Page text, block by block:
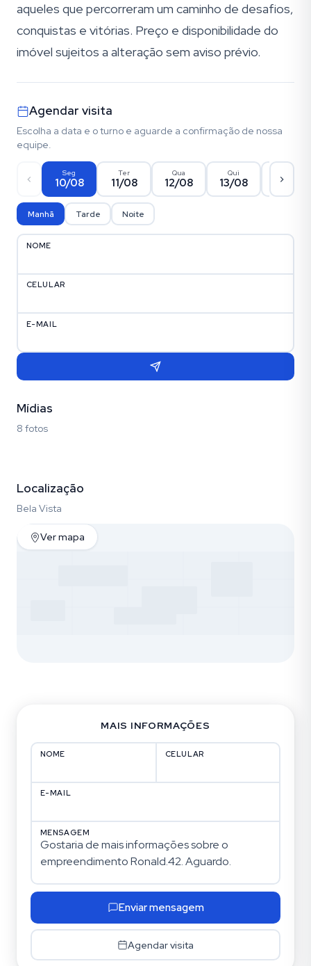
aqueles que percorreram um caminho de desafios,
conquistas e vitórias. Preço e disponibilidade do
imóvel sujeitos a alteração sem aviso prévio.
Agendar visita
Escolha a data e o turno e aguarde a confirmação de nossa
equipe.
Seg
10/08
Ter
11/08
Qua
12/08
Qui
13/08 14/08
Manhã Tarde Noite
NOME
CELULAR
E-MAIL
Mídias
8 fotos
Localização
Bela Vista
Ver mapa
MAIS INFORMAÇÕES
NOME CELULAR
E-MAIL
MENSAGEM
Enviar mensagem
Agendar visita